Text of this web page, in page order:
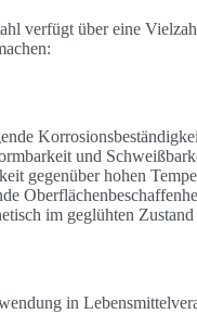
verfügt über eine
und
gegenüber hohen
im geglühten Zustand
in